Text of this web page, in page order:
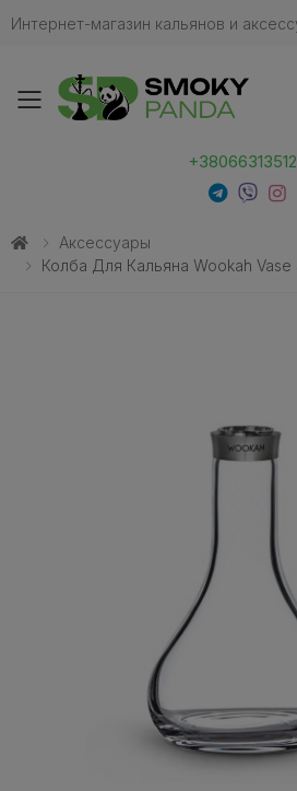
Интернет-магазин кальянов и
Toggle mobile
Аксессуары
Колба Для Кальяна Wookah Vase